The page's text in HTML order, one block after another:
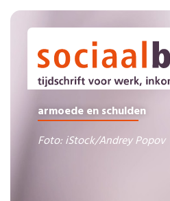
armoede en schulden
Foto: iStock/Andrey Popov